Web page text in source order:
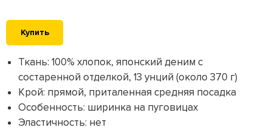
Купить
Ткань: 100% хлопок, японский деним с
состаренной отделкой, 13 унций (около 370 г)
Крой: прямой, приталенная средняя посадка
Особенность: ширинка на пуговицах
Эластичность: нет